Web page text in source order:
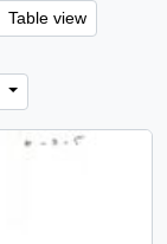
Table view